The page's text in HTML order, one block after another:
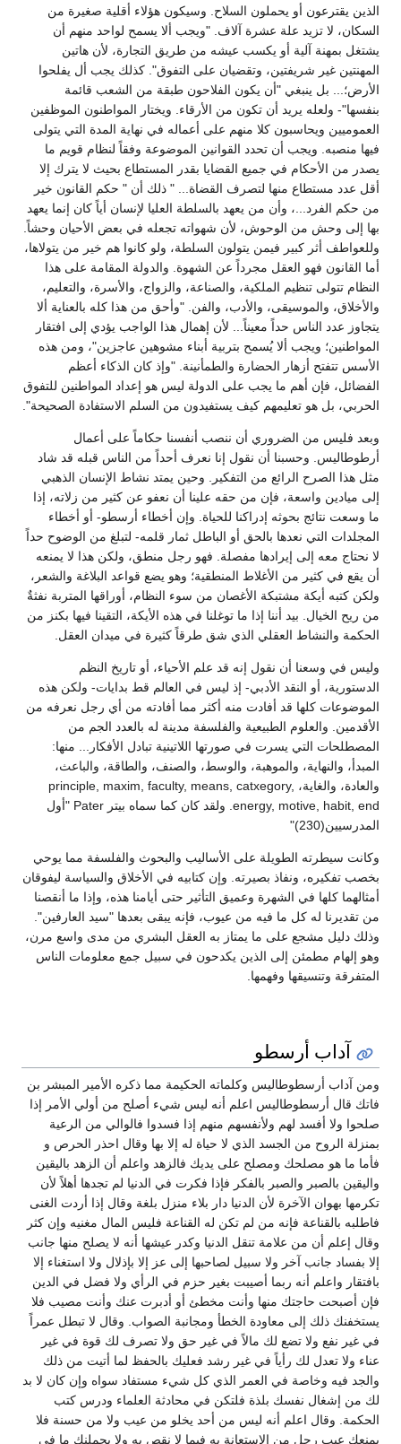
الذين يقترعون أو يحملون السلاح. وسيكون هؤلاء أقلية صغيرة من
السكان، لا تزيد علة عشرة آلاف. "ويجب ألا يسمح لواحد منهم أن
يشتغل بمهنة آلية أو يكسب عيشه من طريق التجارة، لأن هاتين
المهنتين غير شريفتين، وتقضيان على التفوق". كذلك يجب أل يفلحوا
الأرض؛... بل ينبغي "أن يكون الفلاحون طبقة من الشعب قائمة
بنفسها"- ولعله يريد أن تكون من الأرقاء. ويختار المواطنون الموظفين
العموميين ويحاسبون كلا منهم على أعماله في نهاية المدة التي يتولى
فيها منصبه. ويجب أن تحدد القوانين الموضوعة وفقاً لنظام قويم ما
يصدر من الأحكام في جميع القضايا بقدر المستطاع بحيث لا يترك إلا
أقل عدد مستطاع منها لتصرف القضاة... " ذلك أن " حكم القانون خير
من حكم الفرد...، وأن من يعهد بالسلطة العليا لإنسان أياً كان إنما يعهد
بها إلى وحش من الوحوش، لأن شهواته تجعله في بعض الأحيان وحشاً.
وللعواطف أثر كبير فيمن يتولون السلطة، ولو كانوا هم خير من يتولاها،
أما القانون فهو العقل مجرداً عن الشهوة. والدولة المقامة على هذا
النظام تتولى تنظيم الملكية، والصناعة، والزواج، والأسرة، والتعليم،
والأخلاق، والموسيقى، والأدب، والفن. "وأحق من هذا كله بالعناية ألا
يتجاوز عدد الناس حداً معيناً... لأن إهمال هذا الواجب يؤدي إلى افتقار
المواطنين؛ ويجب ألا يُسمح بتربية أبناء مشوهين عاجزين"، ومن هذه
الأسس تتفتح أزهار الحضارة والطمأنينة. "وإذ كان الذكاء أعظم
الفضائل، فإن أهم ما يجب على الدولة ليس هو إعداد المواطنين للتفوق
الحربي، بل هو تعليمهم كيف يستفيدون من السلم الاستفادة الصحيحة".
وبعد فليس من الضروري أن ننصب أنفسنا حكاماً على أعمال
أرطوطاليس. وحسبنا أن نقول إنا نعرف أحداً من الناس قبله قد شاد
مثل هذا الصرح الرائع من التفكير. وحين يمتد نشاط الإنسان الذهبي
إلى ميادين واسعة، فإن من حقه علينا أن نعفو عن كثير من زلاته، إذا
ما وسعت نتائج بحوثه إدراكنا للحياة. وإن أخطاء أرسطو- أو أخطاء
المجلدات التي نعدها بالحق أو الباطل ثمار قلمه- لتبلغ من الوضوح حداً
لا نحتاج معه إلى إيرادها مفصلة. فهو رجل منطق، ولكن هذا لا يمنعه
أن يقع في كثير من الأغلاط المنطقية؛ وهو يضع قواعد البلاغة والشعر،
ولكن كتبه أيكة مشتبكة الأغصان من سوء النظام، أوراقها المتربة نفثةٌ
من ريح الخيال. بيد أننا إذا ما توغلنا في هذه الأيكة، التقينا فيها بكنز من
الحكمة والنشاط العقلي الذي شق طرقاً كثيرة في ميدان العقل.
وليس في وسعنا أن نقول إنه قد علم الأحياء، أو تاريخ النظم
الدستورية، أو النقد الأدبي- إذ ليس في العالم قط بدايات- ولكن هذه
الموضوعات كلها قد أفادت منه أكثر مما أفادته من أي رجل نعرفه من
الأقدمين. والعلوم الطبيعية والفلسفة مدينة له بالعدد الجم من
المصطلحات التي يسرت في صورتها اللاتينية تبادل الأفكار... منها:
المبدأ، والنهاية، والموهبة، والوسط، والصنف، والطاقة، والباعث،
والعادة، والغاية، principle, maxim, faculty, means, catxegory,
energy, motive, habit, end. ولقد كان كما سماه بيتر Pater "أول
المدرسيين(230)"
وكانت سيطرته الطويلة على الأساليب والبحوث والفلسفة مما يوحي
بخصب تفكيره، ونفاذ بصيرته. وإن كتابيه في الأخلاق والسياسة ليفوقان
أمثالهما كلها في الشهرة وعميق التأثير حتى أيامنا هذه، وإذا ما أنقصنا
من تقديرنا له كل ما فيه من عيوب، فإنه يبقى بعدها "سيد العارفين".
وذلك دليل مشجع على ما يمتاز به العقل البشري من مدى واسع مرن،
وهو إلهام مطمئن إلى الذين يكدحون في سبيل جمع معلومات الناس
المتفرقة وتنسيقها وفهمها.
آداب أرسطو
ومن آداب أرسطوطاليس وكلماته الحكيمة مما ذكره الأمير المبشر بن
فاتك قال أرسطوطاليس اعلم أنه ليس شيء أصلح من أولي الأمر إذا
صلحوا ولا أفسد لهم ولأنفسهم منهم إذا فسدوا فالوالي من الرعية
بمنزلة الروح من الجسد الذي لا حياة له إلا بها وقال احذر الحرص و
فأما ما هو مصلحك ومصلح على يديك فالزهد واعلم أن الزهد باليقين
واليقين بالصبر والصبر بالفكر فإذا فكرت في الدنيا لم تجدها أهلاً لأن
تكرمها بهوان الآخرة لأن الدنيا دار بلاء منزل بلغة وقال إذا أردت الغنى
فاطلبه بالقناعة فإنه من لم تكن له القناعة فليس المال مغنيه وإن كثر
وقال إعلم أن من علامة تنقل الدنيا وكدر عيشها أنه لا يصلح منها جانب
إلا بفساد جانب آخر ولا سبيل لصاحبها إلى عز إلا بإذلال ولا استغناء إلا
بافتقار واعلم أنه ربما أصيبت بغير حزم في الرأي ولا فضل في الدين
فإن أصبحت حاجتك منها وأنت مخطئ أو أدبرت عنك وأنت مصيب فلا
يستخفنك ذلك إلى معاودة الخطأ ومجانبة الصواب‏.‏ وقال لا تبطل عمراً
في غير نفع ولا تضع لك مالاً في غير حق ولا تصرف لك قوة في غير
عناء ولا تعدل لك رأياً في غير رشد فعليك بالحفظ لما أتيت من ذلك
والجد فيه وخاصة في العمر الذي كل شيء مستفاد سواه وإن كان لا بد
لك من إشغال نفسك بلذة فلتكن في محادثة العلماء ودرس كتب
الحكمة‏.‏ وقال اعلم أنه ليس من أحد يخلو من عيب ولا من حسنة فلا
يمنعك عيب رجل من الاستعانة به فيما لا نقص به ولا يحملنك ما في